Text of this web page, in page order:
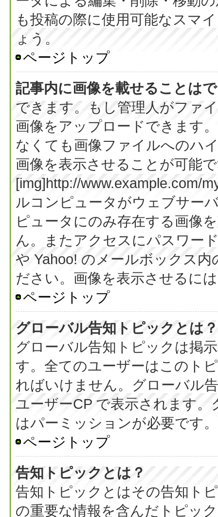
も投稿の際に使用可能なスマ
ょう。
ページトップ
記事内に画像を載せることは
できます。もし管理人がファ
画像をアップロードできます
なくても画像ファイルへのハ
画像を表示させることが可能
[img]http://www.example.com/
ルコンピュータがウェブサー
ピュータにのみ存在する画像
ん。またアクセスにパスワー
や Yahoo! のメールボックス
ださい。画像を表示させるに
ページトップ
グローバル告知トピックとは？
グローバル告知トピックは掲
す。全てのユーザーはこのト
ればいけません。グローバル
ユーザーCP で表示されます
はパーミッションが必要です。
ページトップ
告知トピックとは？
告知トピックとはその告知ト
の重要な情報を含んだトピッ